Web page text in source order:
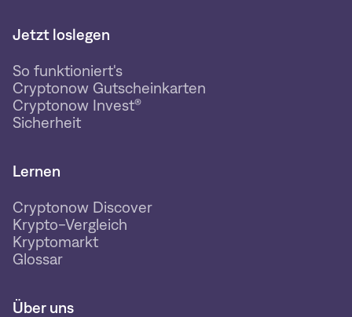
Jetzt loslegen
So funktioniert's
Cryptonow Gutscheinkarten
Cryptonow Invest®
Sicherheit
Lernen
Cryptonow Discover
Krypto-Vergleich
Kryptomarkt
Glossar
Über uns